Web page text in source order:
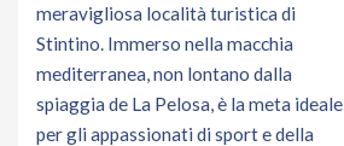
meravigliosa località turistica di
Stintino. Immerso nella macchia
mediterranea, non lontano dalla
spiaggia de La Pelosa, è la meta ideale
per gli appassionati di sport e della